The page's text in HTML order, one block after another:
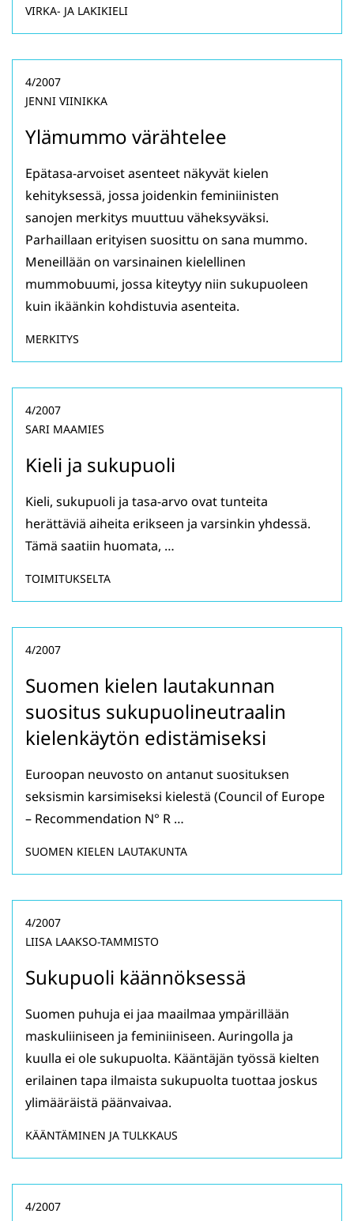
VIRKA- JA LAKIKIELI
Ylämummo värähtelee
4/2007
JENNI VIINIKKA
Epätasa-arvoiset asenteet näkyvät kielen
kehityksessä, jossa joidenkin feminiinisten
sanojen merkitys muuttuu väheksyväksi.
Parhaillaan erityisen suosittu on sana mummo.
Meneillään on varsinainen kielellinen
mummobuumi, jossa kiteytyy niin sukupuoleen
kuin ikäänkin kohdistuvia asenteita.
MERKITYS
Kieli ja sukupuoli
4/2007
SARI MAAMIES
Kieli, sukupuoli ja tasa-arvo ovat tunteita
herättäviä aiheita erikseen ja varsinkin yhdessä.
Tämä saatiin huomata, …
TOIMITUKSELTA
Suomen kielen lautakunnan
suositus sukupuolineutraalin
kielenkäytön edistämiseksi
4/2007
Euroopan neuvosto on antanut suosituksen
seksismin karsimiseksi kielestä (Council of Europe
– Recommendation N° R …
SUOMEN KIELEN LAUTAKUNTA
Sukupuoli käännöksessä
4/2007
LIISA LAAKSO-TAMMISTO
Suomen puhuja ei jaa maailmaa ympärillään
maskuliiniseen ja feminiiniseen. Auringolla ja
kuulla ei ole sukupuolta. Kääntäjän työssä kielten
erilainen tapa ilmaista sukupuolta tuottaa joskus
ylimääräistä päänvaivaa.
KÄÄNTÄMINEN JA TULKKAUS
4/2007